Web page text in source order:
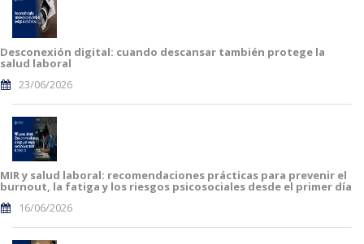
Desconexión digital: cuando descansar también protege la
salud laboral
23/06/2026
MIR y salud laboral: recomendaciones prácticas para prevenir el
burnout, la fatiga y los riesgos psicosociales desde el primer día
16/06/2026